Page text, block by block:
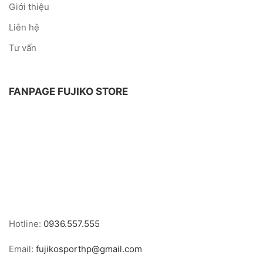
Giới thiệu
Liên hệ
Tư vấn
FANPAGE FUJIKO STORE
Hotline: 0936.557.555
Email: fujikosporthp@gmail.com